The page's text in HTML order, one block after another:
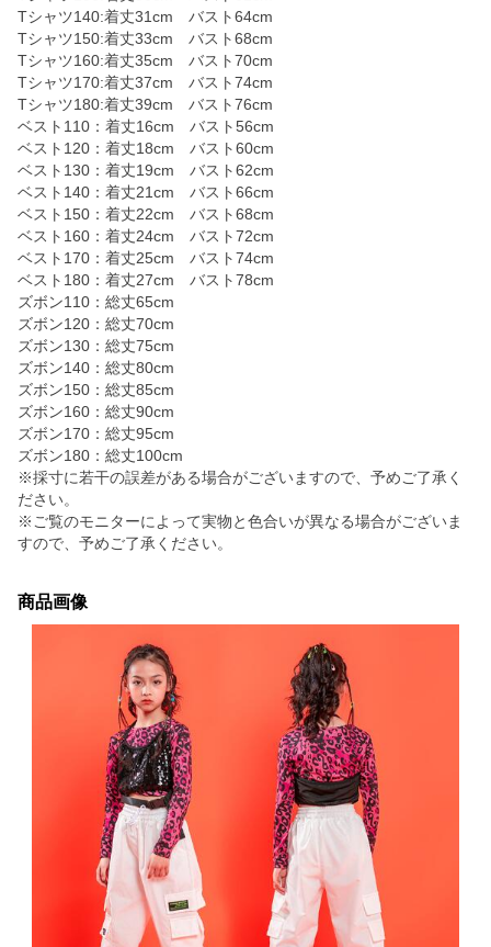
Tシャツ140:着丈31cm バスト64cm
Tシャツ150:着丈33cm バスト68cm
Tシャツ160:着丈35cm バスト70cm
Tシャツ170:着丈37cm バスト74cm
Tシャツ180:着丈39cm バスト76cm
ベスト110：着丈16cm バスト56cm
ベスト120：着丈18cm バスト60cm
ベスト130：着丈19cm バスト62cm
ベスト140：着丈21cm バスト66cm
ベスト150：着丈22cm バスト68cm
ベスト160：着丈24cm バスト72cm
ベスト170：着丈25cm バスト74cm
ベスト180：着丈27cm バスト78cm
ズボン110：総丈65cm
ズボン120：総丈70cm
ズボン130：総丈75cm
ズボン140：総丈80cm
ズボン150：総丈85cm
ズボン160：総丈90cm
ズボン170：総丈95cm
ズボン180：総丈100cm
※採寸に若干の誤差がある場合がございますので、予めご了承く
ださい。
※ご覧のモニターによって実物と色合いが異なる場合がございま
すので、予めご了承ください。
商品画像